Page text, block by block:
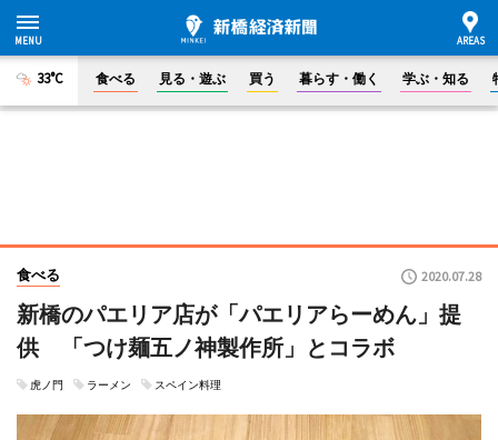
33°C 食べる 見る・遊ぶ 買う 暮らす・働く 学ぶ・知る
食べる 2020.07.28
新橋のパエリア店が「パエリアらーめん」提
供 「つけ麺五ノ神製作所」とコラボ
虎ノ門 ラーメン スペイン料理